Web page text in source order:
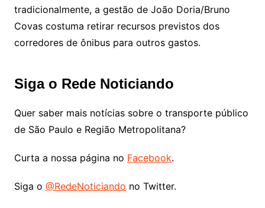
tradicionalmente, a gestão de João Doria/Bruno
Covas costuma retirar recursos previstos dos
corredores de ônibus para outros gastos.
Siga o Rede Noticiando
Quer saber mais notícias sobre o transporte público
de São Paulo e Região Metropolitana?
Curta a nossa página no Facebook.
Siga o @RedeNoticiando no Twitter.